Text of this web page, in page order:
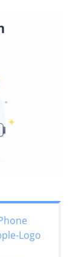
Logo